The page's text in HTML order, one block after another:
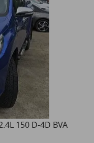
150 D-4D BVA